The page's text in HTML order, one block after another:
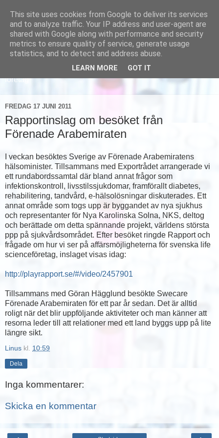
Läs om hur vi marknadsför svensk sjukvård och svenska
företag
FREDAG 17 JUNI 2011
Rapportinslag om besöket från
Förenade Arabemiraten
I veckan besöktes Sverige av Förenade Arabemiratens
hälsominister. Tillsammans med Exportrådet arrangerade vi
ett rundabordssamtal där bland annat frågor som
infektionskontroll, livsstilssjukdomar, framförallt diabetes,
rehabilitering, tandvård, e-hälsolösningar diskuterades. Ett
annat område som togs upp är byggandet av nya sjukhus
och representanter för Nya Karolinska Solna, NKS, deltog
och berättade om detta spännande projekt, världens största
ppp på sjukvårdsområdet. Efter besöket ringde Rapport och
frågade om hur vi ser på affärsmöjligheterna för svenska life
scienceföretag, inslaget visas idag:
http://playrapport.se/#/video/2457901
Tillsammans med Göran Hägglund besökte Swecare
Förenade Arabemiraten för ett par år sedan. Det är alltid
roligt när det blir uppföljande aktiviteter och man känner att
resorna leder till att relationer med ett land byggs upp på lite
längre sikt.
Linus kl. 10:59
Dela
Inga kommentarer:
Skicka en kommentar
This site uses cookies from Google to deliver its services
and to analyze traffic. Your IP address and user-agent are
shared with Google along with performance and security
metrics to ensure quality of service, generate usage
statistics, and to detect and address abuse.
LEARN MORE GOT IT